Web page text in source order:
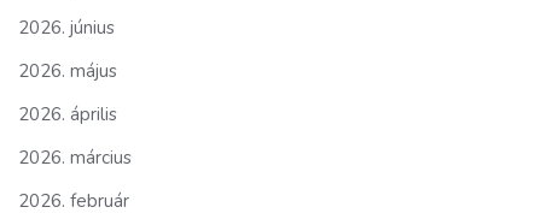
2026. június
2026. május
2026. április
2026. március
2026. február